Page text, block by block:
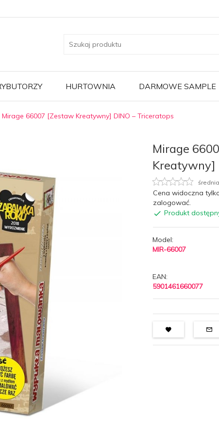
HURTOWNIA DARMOWE SAMPLE
Mirage 66007 [Zestaw Kreatywny] DINO – Triceratops
Mirage
Kreatywny]
Cena widoczna
zalogować.
Produkt
Model:
MIR-66007
EAN:
5901461660077